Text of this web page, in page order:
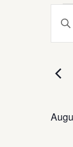
Bitte